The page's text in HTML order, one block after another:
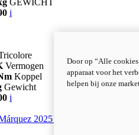
i
Vermogen
Koppel
Gewicht
i
2025 World Champion
Door op “Alle
apparaat voor het
helpen bij onze